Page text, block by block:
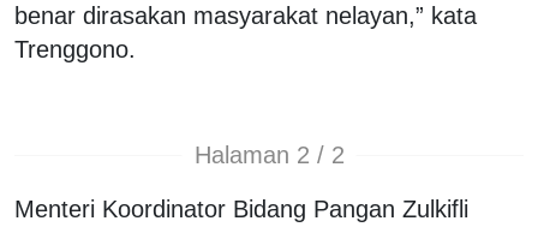
benar dirasakan masyarakat nelayan,” kata
Trenggono.
Halaman 2 / 2
Menteri Koordinator Bidang Pangan Zulkifli